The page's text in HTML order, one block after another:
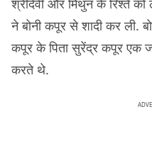
श्रीदेवी और मिथुन के रिश्ते
ने बोनी कपूर से शादी कर
कपूर के पिता सुरेंद्र कपूर एक
करते थे.